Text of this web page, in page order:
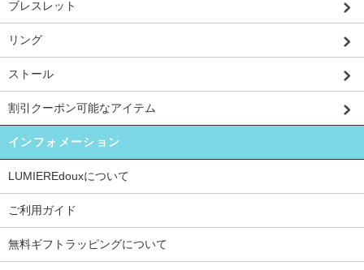
ブレスレット
リング
ストール
割引クーポン可能なアイテム
インフォメーション
LUMIEREdouxについて
ご利用ガイド
無料ギフトラッピングについて